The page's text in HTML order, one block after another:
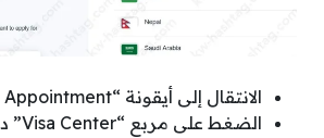
الانتقال إلى أيقونة “Create an Appointment”.
الضغط على مربع “Visa Center” داخل الأيقونة.